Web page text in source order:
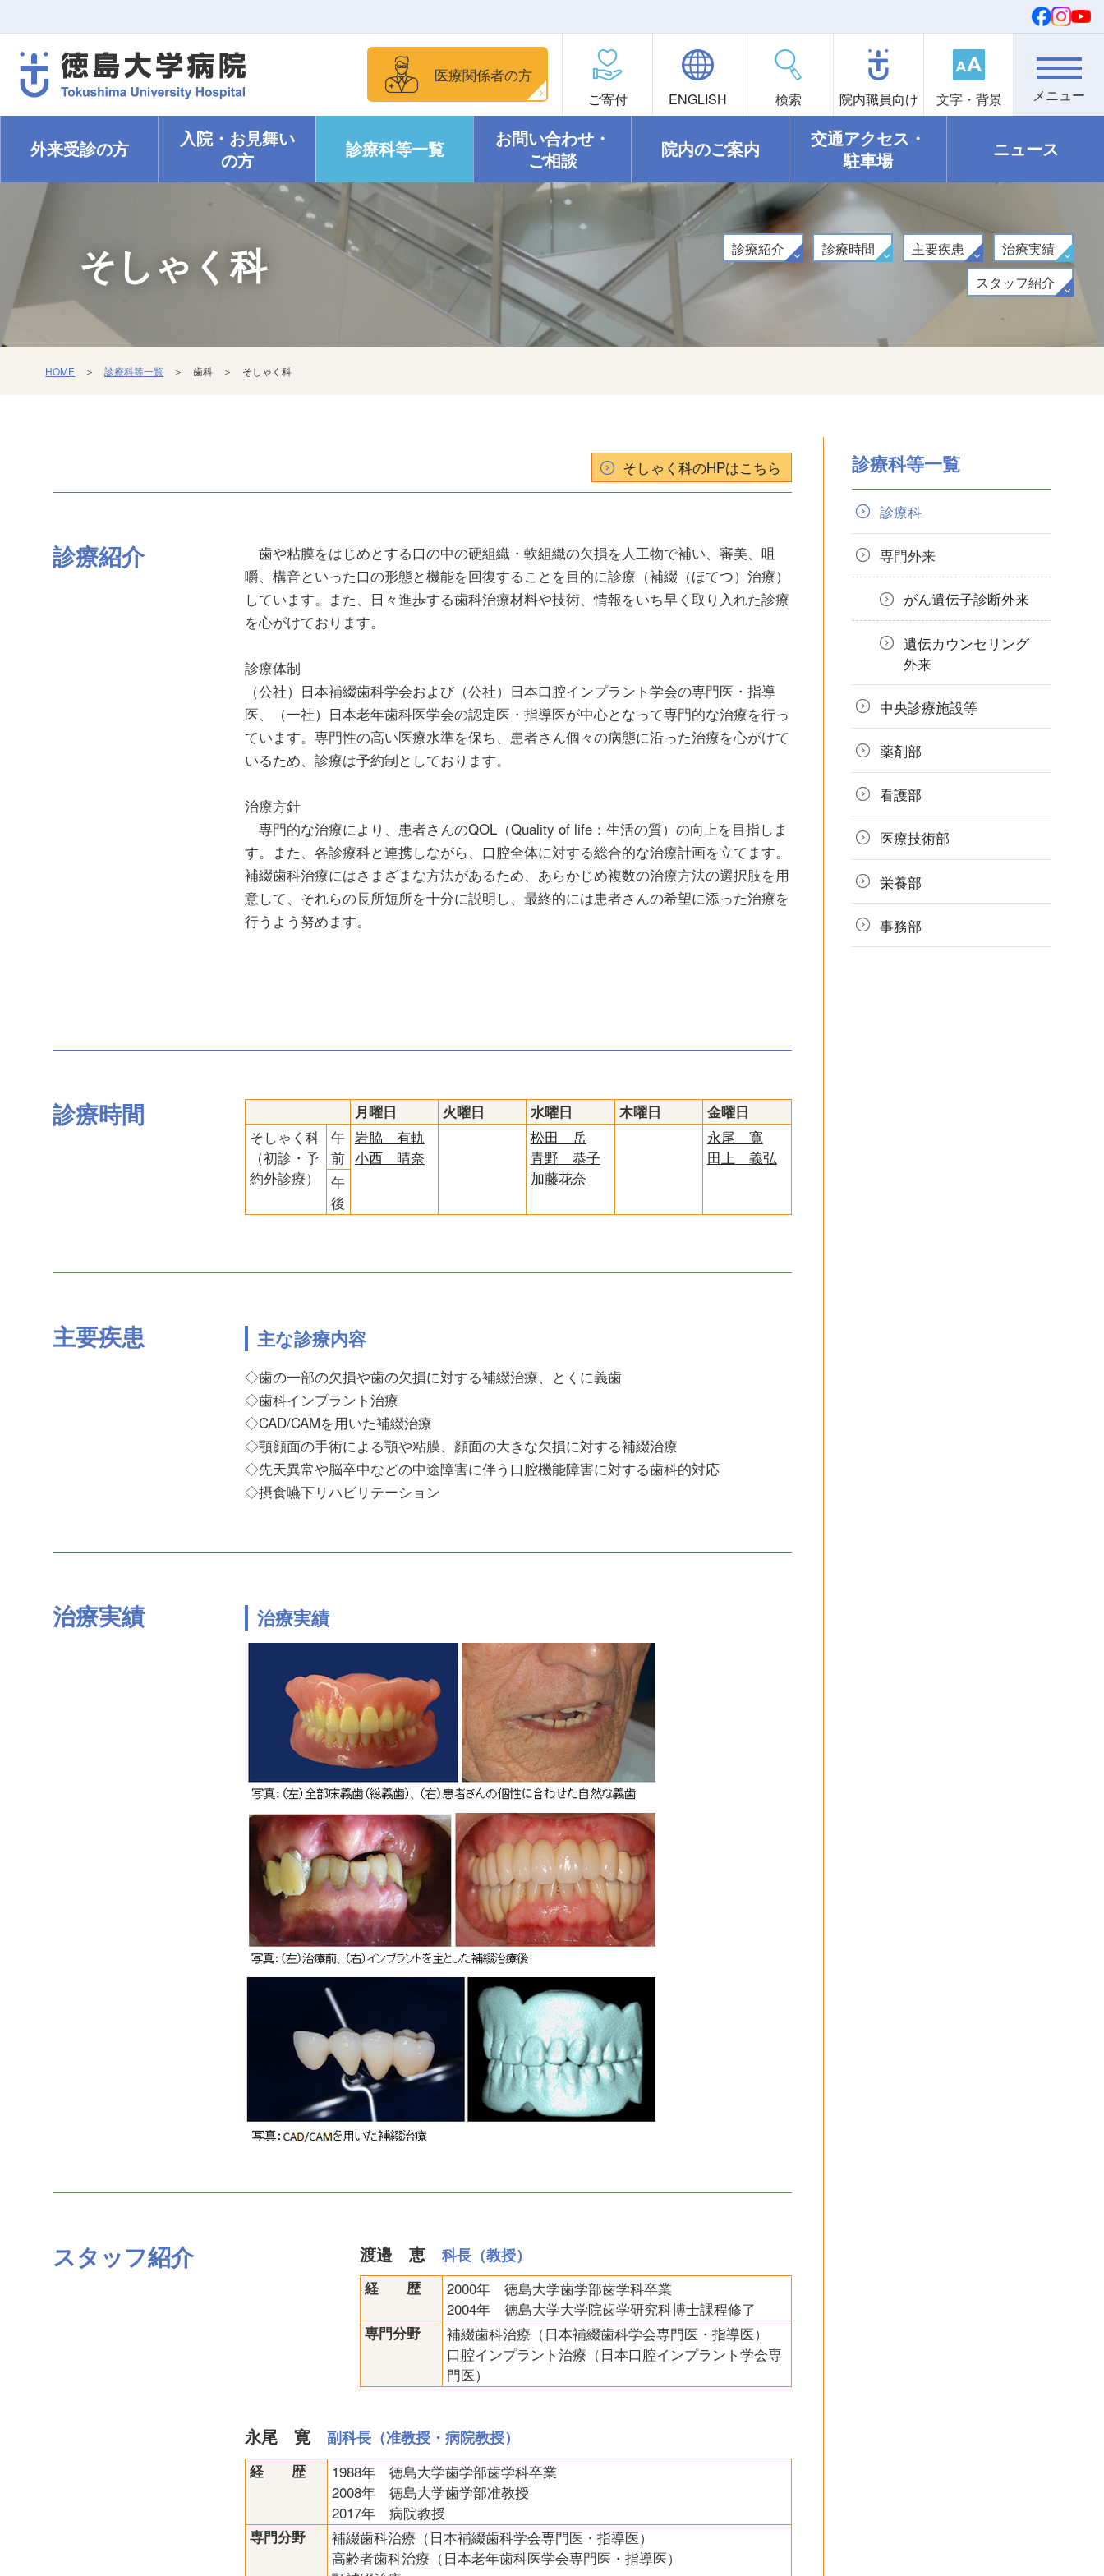
医療関係者の方
ご寄付 ENGLISH 検索 院内職員向け 文字・背景
外来受診の方 入院・ お見舞い
の方
診療科等一覧
お問い合わせ・
ご相談
院内のご案内
交通アクセス・
駐車場
ニュース
そしゃく科 診療紹介 診療時間 主要疾患
治療実績
スタッフ紹介
HOME ＞診療科等一覧 ＞ 歯科 ＞ そしゃく科
そしゃく科のHPはこちら
診療紹介
歯や粘膜をはじめとする口の中の硬組織・軟組織の欠損を人工物で補い、審美、咀
嚼、構音といった口の形態と機能を回復することを目的に診療（補綴（ほてつ）治療）
しています。また、日々進歩する歯科治療材料や技術、情報をいち早く取り入れた診療
を心がけております。
診療体制
（公社）日本補綴歯科学会および（公社）日本口腔インプラント学会の専門医・指導
医、（一社）日本老年歯科医学会の認定医・指導医が中心となって専門的な治療を行っ
ています。専門性の高い医療水準を保ち、患者さん個々の病態に沿った治療を心がけて
いるため、診療は予約制としております。
治療方針
専門的な治療により、患者さんのQOL（Quality of life：生活の質）の向上を目指しま
す。また、各診療科と連携しながら、口腔全体に対する総合的な治療計画を立てます。
補綴歯科治療にはさまざまな方法があるため、あらかじめ複数の治療方法の選択肢を用
意して、それらの長所短所を十分に説明し、最終的には患者さんの希望に添った治療を
行うよう努めます。
診療時間 月曜日 火曜日 水曜日 木曜日 金曜日
そしゃく科
（初診・予
約外診療）
午
前
岩脇 有軌
小西 晴奈
松田 岳
青野 恭子
加藤花奈
永尾 寛
田上 義弘
午
後
主要疾患 主な診療内容
◇歯の一部の欠損や歯の欠損に対する補綴治療、とくに義歯
◇歯科インプラント治療
◇CAD/CAMを用いた補綴治療
◇顎顔面の手術による顎や粘膜、顔面の大きな欠損に対する補綴治療
◇先天異常や脳卒中などの中途障害に伴う口腔機能障害に対する歯科的対応
◇摂食嚥下リハビリテーション
治療実績 治療実績
スタッフ紹介 渡邉 恵 科長（教授）
経 歴
2000年 徳島大学歯学部歯学科卒業
2004年 徳島大学大学院歯学研究科博士課程修了
専門分野
補綴歯科治療（日本補綴歯科学会専門医・指導医）
口腔インプラント治療（日本口腔インプラント学会専
門医）
永尾 寛 副科長（准教授・病院教授）
経 歴
1988年 徳島大学歯学部歯学科卒業
2008年 徳島大学歯学部准教授
2017年 病院教授
専門分野
補綴歯科治療（日本補綴歯科学会専門医・指導医）
高齢者歯科治療（日本老年歯科医学会専門医・指導医）
診療科等一覧
診療科
専門外来
がん遺伝子診断外来
遺伝カウンセリング
外来
中央診療施設等
薬剤部
看護部
医療技術部
栄養部
事務部